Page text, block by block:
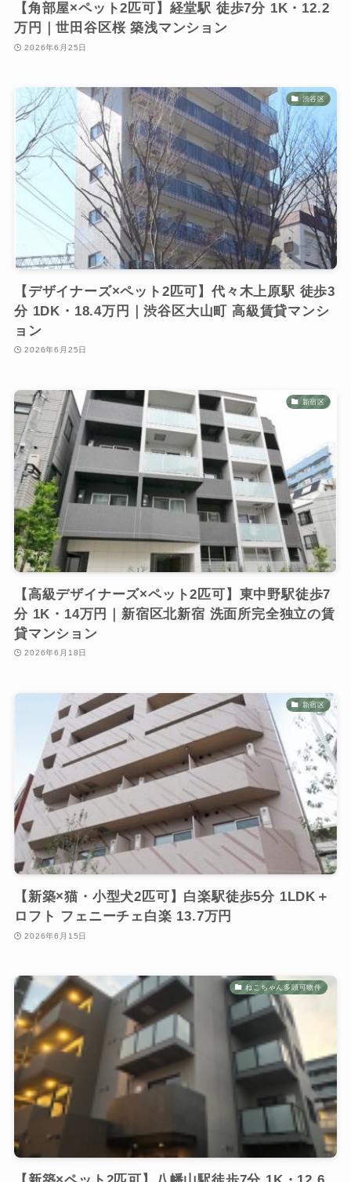
【角部屋×ペット2匹可】経堂駅 徒歩7分 1K・12.2
万円｜世田谷区桜 築浅マンション
2026年6月25日
渋谷区
【デザイナーズ×ペット2匹可】代々木上原駅 徒歩3
分 1DK・18.4万円｜渋谷区大山町 高級賃貸マンシ
ョン
2026年6月25日
新宿区
【高級デザイナーズ×ペット2匹可】東中野駅徒歩7
分 1K・14万円｜新宿区北新宿 洗面所完全独立の賃
貸マンション
2026年6月18日
新宿区
【新築×猫・小型犬2匹可】白楽駅徒歩5分 1LDK＋
ロフト フェニーチェ白楽 13.7万円
2026年6月15日
ねこちゃん多頭可物件